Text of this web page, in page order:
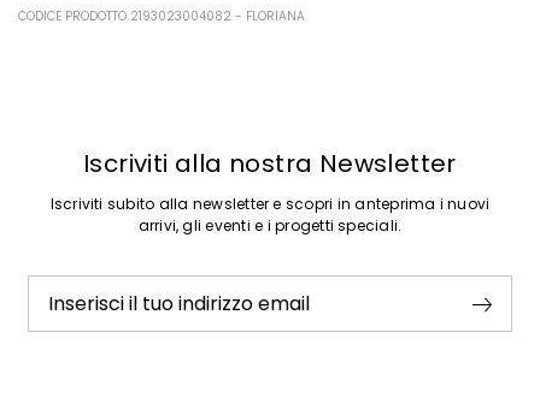
percloroetilene; lavaggio professionale molto delicato in acqua.
CODICE PRODOTTO 2193023004082 - FLORIANA
Iscriviti alla nostra Newsletter
Iscriviti subito alla newsletter e scopri in anteprima i nuovi
arrivi, gli eventi e i progetti speciali.
Inserisci il tuo indirizzo email